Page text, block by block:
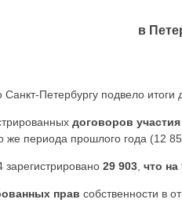
в
Петербургу подвело
договоров
же периода прошлого года (12
зарегистрировано 29 903 что
прав собственности в